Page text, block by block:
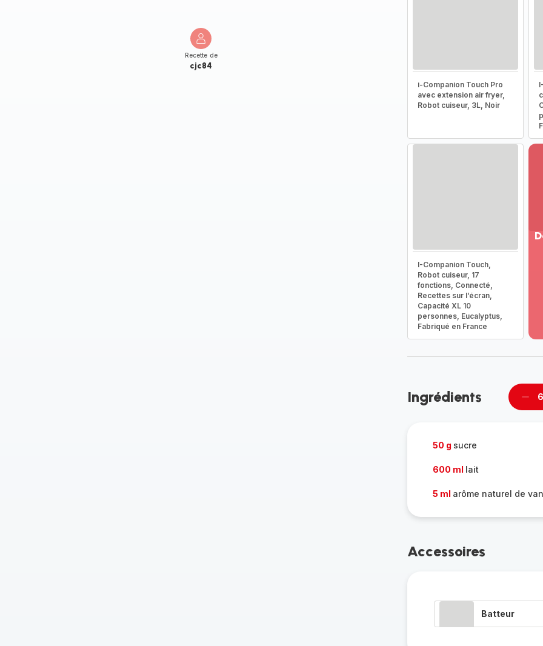
Recette de
cjc84
i-Companion Touch Pro
avec extension air fryer,
Robot cuiseur, 3L, Noir
I-Companion Touch,
Robot cuiseur, 17
fonctions, Connecté,
Recettes sur l’écran,
Capacité XL 10
personnes, Eucalyptus,
Fabriqué en France
Ingrédients
50 g sucre
600 ml lait
5 ml arôme naturel de
Accessoires
Batteur